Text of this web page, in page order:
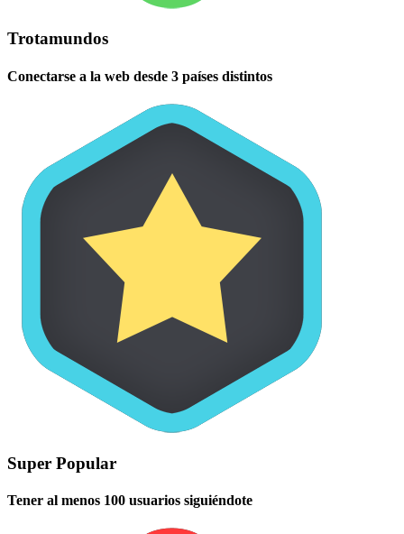
Trotamundos
Conectarse a la web desde 3 países distintos
Super Popular
Tener al menos 100 usuarios siguiéndote